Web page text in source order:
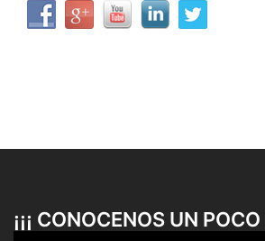
¡¡¡ CONOCENOS UN